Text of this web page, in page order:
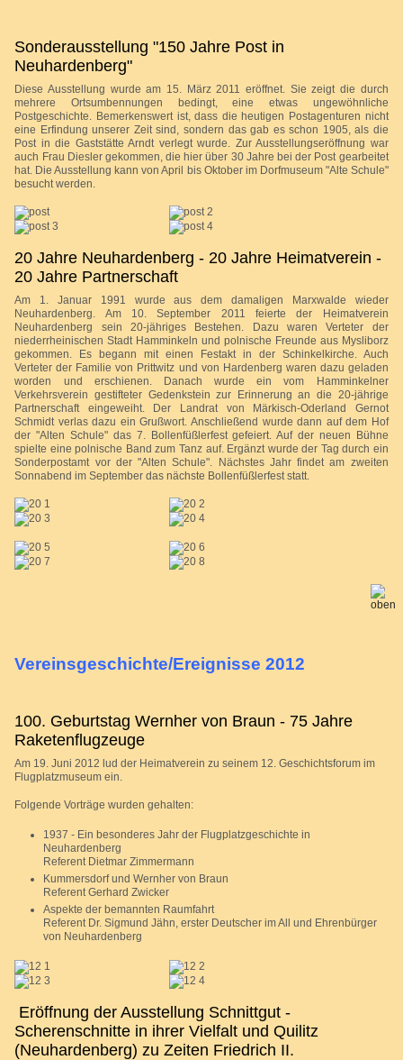
Sonderausstellung "150 Jahre Post in
Neuhardenberg"
Diese Ausstellung wurde am 15. März 2011 eröffnet. Sie zeigt die durch
mehrere Ortsumbennungen bedingt, eine etwas ungewöhnliche
Postgeschichte. Bemerkenswert ist, dass die heutigen Postagenturen nicht
eine Erfindung unserer Zeit sind, sondern das gab es schon 1905, als die
Post in die Gaststätte Arndt verlegt wurde. Zur Ausstellungseröffnung war
auch Frau Diesler gekommen, die hier über 30 Jahre bei der Post gearbeitet
hat. Die Ausstellung kann von April bis Oktober im Dorfmuseum "Alte Schule"
besucht werden.
20 Jahre Neuhardenberg - 20 Jahre Heimatverein -
20 Jahre Partnerschaft
Am 1. Januar 1991 wurde aus dem damaligen Marxwalde wieder
Neuhardenberg. Am 10. September 2011 feierte der Heimatverein
Neuhardenberg sein 20-jähriges Bestehen. Dazu waren Verteter der
niederrheinischen Stadt Hamminkeln und polnische Freunde aus Mysliborz
gekommen. Es begann mit einen Festakt in der Schinkelkirche. Auch
Verteter der Familie von Prittwitz und von Hardenberg waren dazu geladen
worden und erschienen. Danach wurde ein vom Hamminkelner
Verkehrsverein gestifteter Gedenkstein zur Erinnerung an die 20-jährige
Partnerschaft eingeweiht. Der Landrat von Märkisch-Oderland Gernot
Schmidt verlas dazu ein Grußwort. Anschließend wurde dann auf dem Hof
der "Alten Schule" das 7. Bollenfüßlerfest gefeiert. Auf der neuen Bühne
spielte eine polnische Band zum Tanz auf. Ergänzt wurde der Tag durch ein
Sonderpostamt vor der "Alten Schule". Nächstes Jahr findet am zweiten
Sonnabend imSeptember das nächste Bollenfüßlerfest statt.
Vereinsgeschichte/Ereignisse 2012
100. Geburtstag Wernher von Braun - 75 Jahre
Raketenflugzeuge
Am 19. Juni 2012 lud der Heimatverein zu seinem 12. Geschichtsforum im
Flugplatzmuseum ein.
Folgende Vorträge wurden gehalten:
1937 - Ein besonderes Jahr der Flugplatzgeschichte in
Neuhardenberg
Referent Dietmar Zimmermann
Kummersdorf und Wernher von Braun
Referent Gerhard Zwicker
Aspekte der bemannten Raumfahrt
Referent Dr. Sigmund Jähn, erster Deutscher im All und Ehrenbürger
von Neuhardenberg
Eröffnung der Ausstellung Schnittgut -
Scherenschnitte in ihrer Vielfalt und Quilitz
(Neuhardenberg) zu Zeiten Friedrich II.